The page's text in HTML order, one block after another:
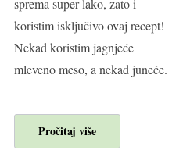
sprema super lako, zato i
koristim isključivo ovaj recept!
Nekad koristim jagnjeće
mleveno meso, a nekad juneće.
Pročitaj više